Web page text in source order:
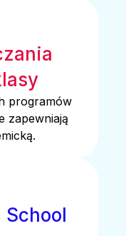
programów
zapewniają